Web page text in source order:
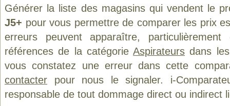
Générer la liste des magasins qui vendent le
J5+ pour vous permettre de comparer les prix
erreurs peuvent apparaître,
références de la catégorieAspirateurs dans
vous constatez une erreur dans cette
contacter pour nous le signaler. i-
responsable de tout dommage direct ou indirect